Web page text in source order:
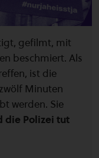
gefilmt, mit
beschmiert. Als
ist die
Minuten
werden. Sie
die Polizei tut